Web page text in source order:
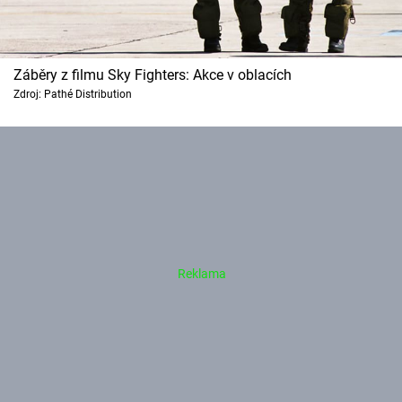
Záběry z filmu Sky Fighters: Akce v oblacích
Zdroj: Pathé Distribution